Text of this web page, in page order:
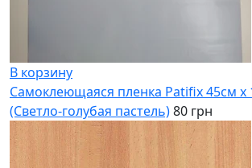
В корзину
Самоклеющаяся пленка Patifix 45см х
(Светло-голубая пастель)80 грн